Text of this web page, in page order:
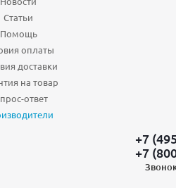
Статьи
Помощь
оплаты
доставки
на товар
ответ
+7
+7